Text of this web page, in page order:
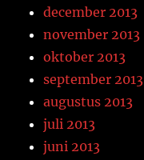
december 2013
november 2013
oktober 2013
september 2013
augustus 2013
juli 2013
juni 2013